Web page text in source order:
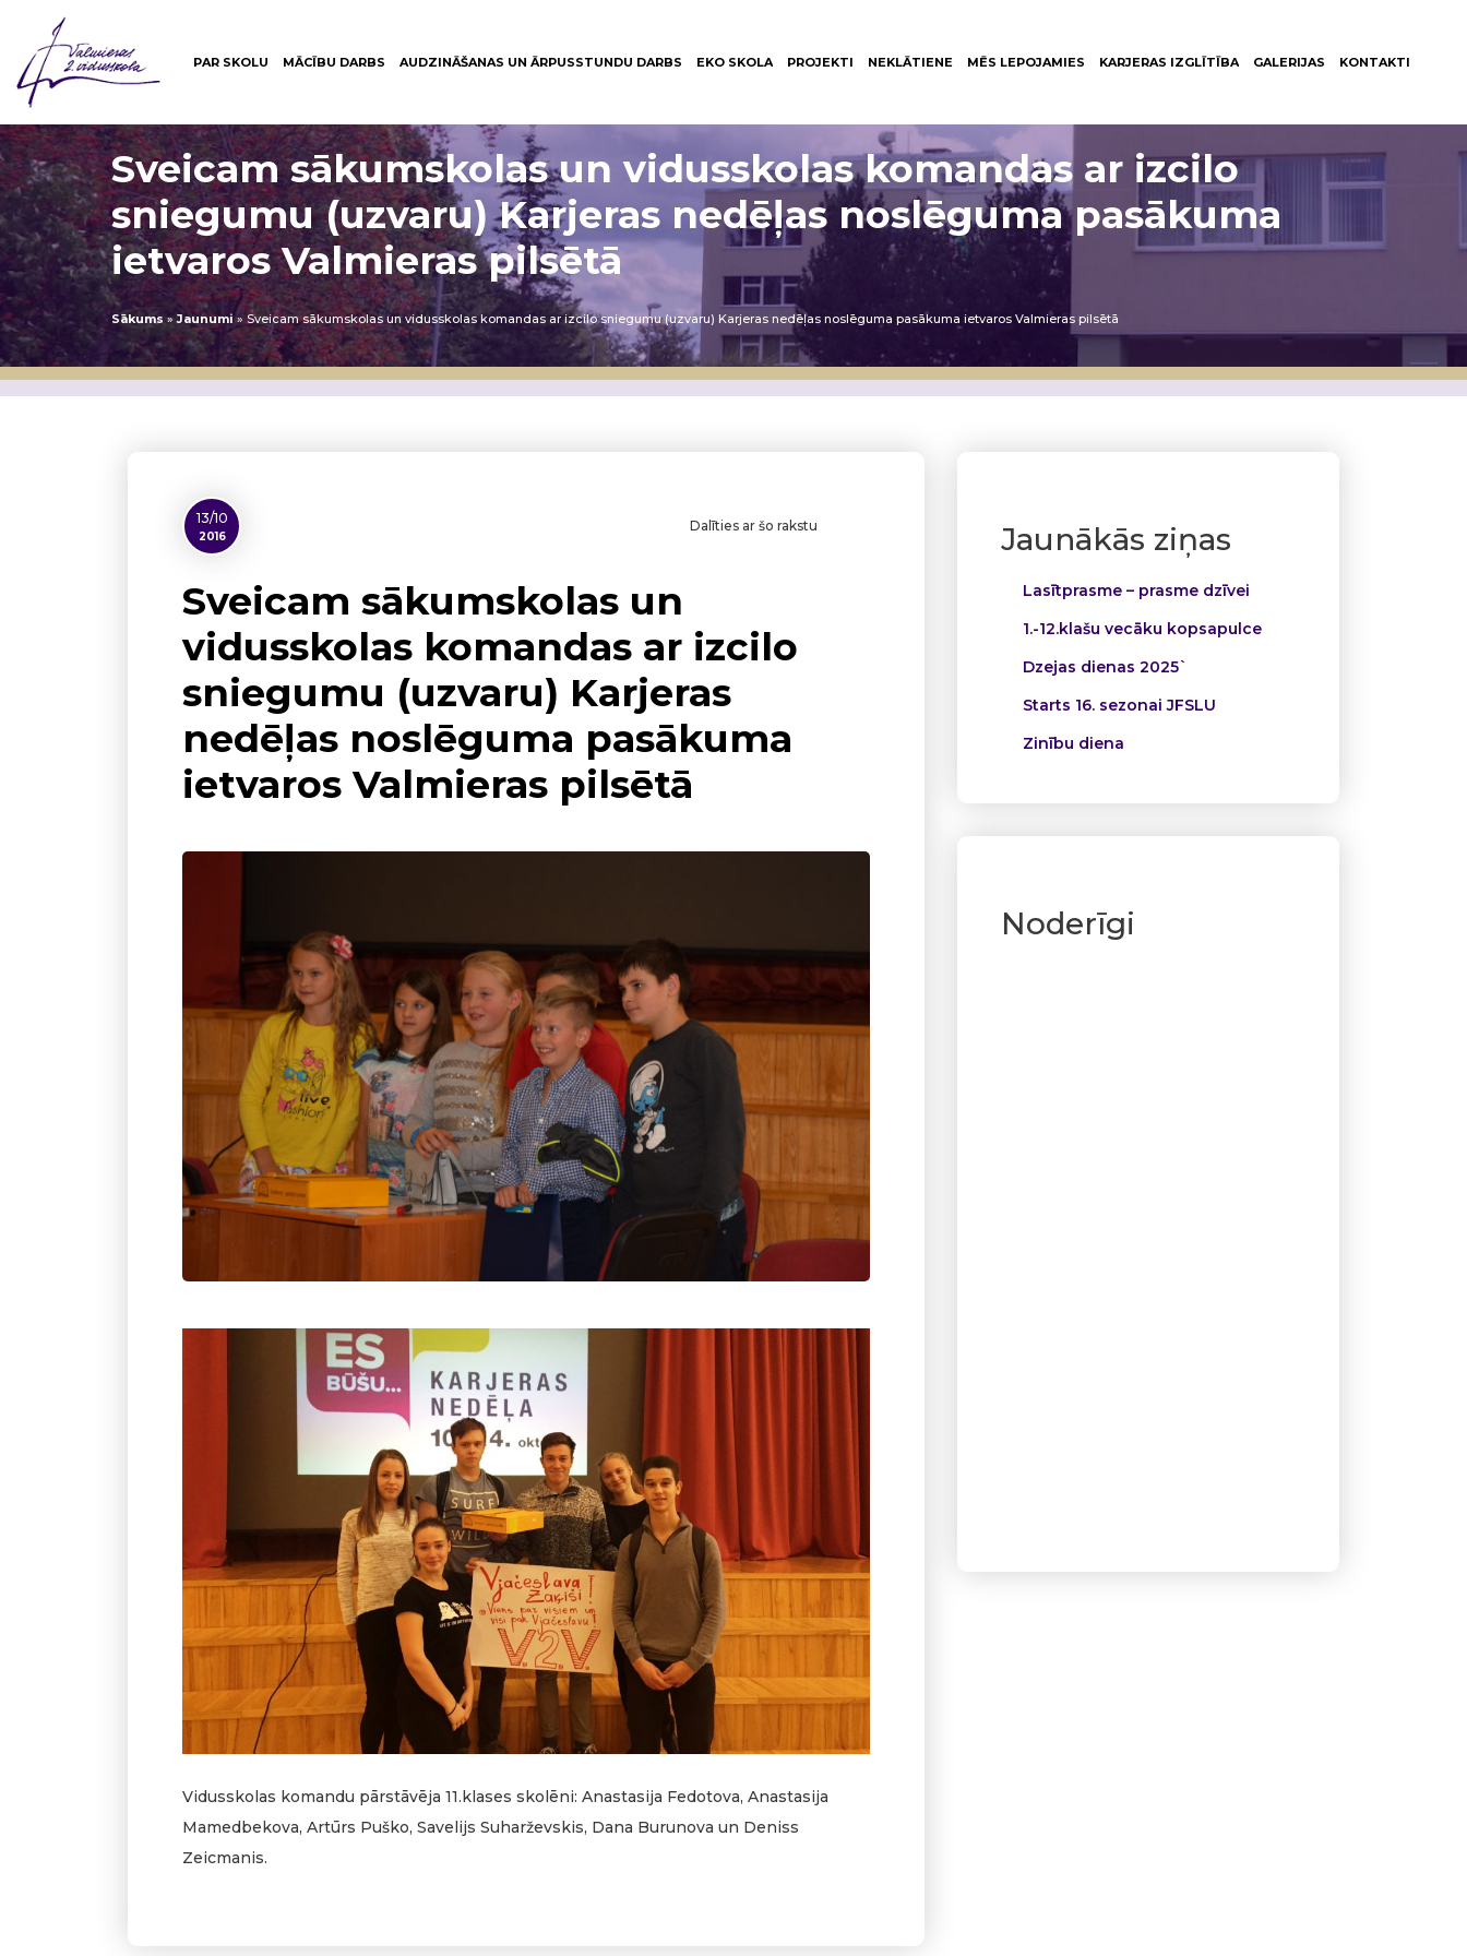
PAR SKOLU MĀCĪBU DARBS AUDZINĀŠANAS UN ĀRPUSSTUNDU DARBS EKO SKOLA PROJEKTI NEKLĀTIENE MĒS LEPOJAMIES KARJERAS IZGLĪTĪBA GALERIJAS KONTAKTI
Sveicam sākumskolas un vidusskolas komandas ar izcilo
sniegumu (uzvaru) Karjeras nedēļas noslēguma pasākuma
ietvaros Valmieras pilsētā
Sākums»Jaunumi»Sveicam sākumskolas un vidusskolas komandas ar izcilo sniegumu (uzvaru) Karjeras nedēļas noslēguma pasākuma ietvaros Valmieras pilsētā
Jaunākās ziņas
Lasītprasme – prasme dzīvei
1.-12.klašu vecāku kopsapulce
Dzejas dienas 2025`
Starts 16. sezonai JFSLU
Zinību diena
Noderīgi
13/10
2016
Dalīties ar šo rakstu
Sveicam sākumskolas un
vidusskolas komandas ar izcilo
sniegumu (uzvaru) Karjeras
nedēļas noslēguma pasākuma
ietvaros Valmieras pilsētā
Vidusskolas komandu pārstāvēja 11.klases skolēni: Anastasija Fedotova, Anastasija
Mamedbekova, Artūrs Puško, Savelijs Suharževskis, Dana Burunova un Deniss
Zeicmanis.